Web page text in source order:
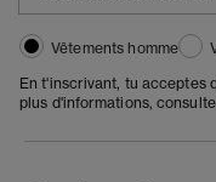
Vêtements homme
En t'inscrivant, tu acceptes
plus d'informations,